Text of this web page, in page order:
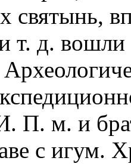
святынь,
т. д. вошли
П. м. и
с игум.